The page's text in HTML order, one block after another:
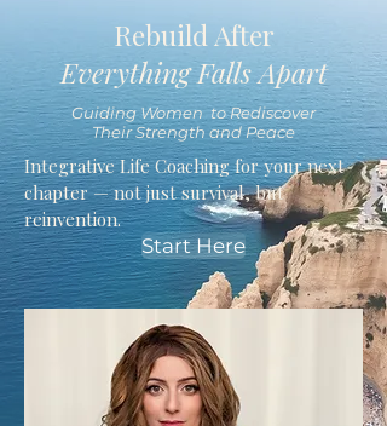
Rebuild After
Everything Falls Apart
Guiding Women to Rediscover
Their Strength and Peace
Integrative Life Coaching for your next
chapter — not just survival, but
reinvention.
Start Here